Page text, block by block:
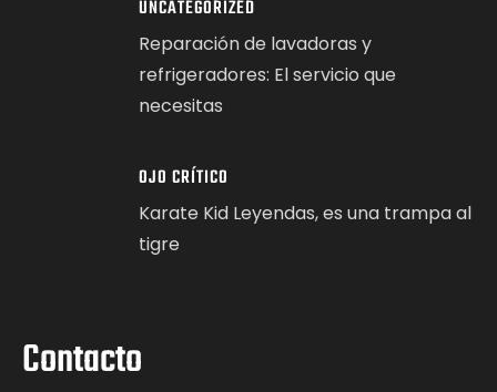
UNCATEGORIZED
Reparación de lavadoras y
refrigeradores: El servicio que
necesitas
OJO CRÍTICO
Karate Kid Leyendas, es una trampa al
tigre
Contacto